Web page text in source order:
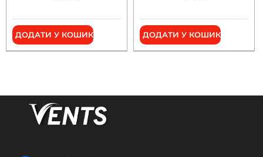
ДОДАТИ У КОШИК ДОДАТИ У КОШИК